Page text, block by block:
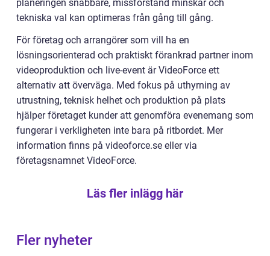
planeringen snabbare, missförstånd minskar och
tekniska val kan optimeras från gång till gång.
För företag och arrangörer som vill ha en
lösningsorienterad och praktiskt förankrad partner inom
videoproduktion och live-event är VideoForce ett
alternativ att överväga. Med fokus på uthyrning av
utrustning, teknisk helhet och produktion på plats
hjälper företaget kunder att genomföra evenemang som
fungerar i verkligheten inte bara på ritbordet. Mer
information finns på videoforce.se eller via
företagsnamnet VideoForce.
Läs fler inlägg här
Fler nyheter